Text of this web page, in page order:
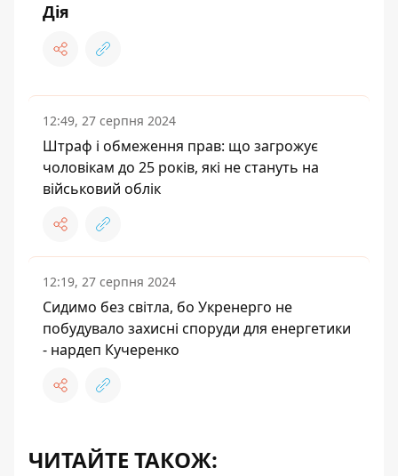
Дія
12:49, 27 серпня 2024
Штраф і обмеження прав: що загрожує
чоловікам до 25 років, які не стануть на
військовий облік
12:19, 27 серпня 2024
Сидимо без світла, бо Укренерго не
побудувало захисні споруди для енергетики
- нардеп Кучеренко
ЧИТАЙТЕ ТАКОЖ: